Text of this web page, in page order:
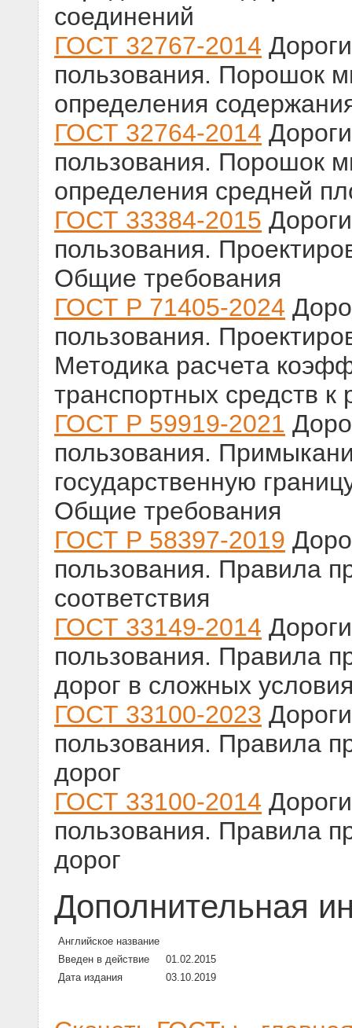
соединений
ГОСТ 32767-2014
пользования. Порошок
определения
ГОСТ 32764-2014
пользования. Порошок
определения средней
ГОСТ 33384-2015
пользования.
Общие требования
ГОСТ Р 71405-2024
пользования.
Методика расчета
транспортных средств к
ГОСТ Р 59919-2021
пользования.
государственную
Общие требования
ГОСТ Р 58397-2019
пользования. Правила
соответствия
ГОСТ 33149-2014
пользования. Правила
дорог в сложных
ГОСТ 33100-2023
пользования. Правила
дорог
ГОСТ 33100-2014
пользования. Правила
дорог
Дополнительная
Английское название
Введен в действие
01.02.2015
Дата издания
03.10.2019